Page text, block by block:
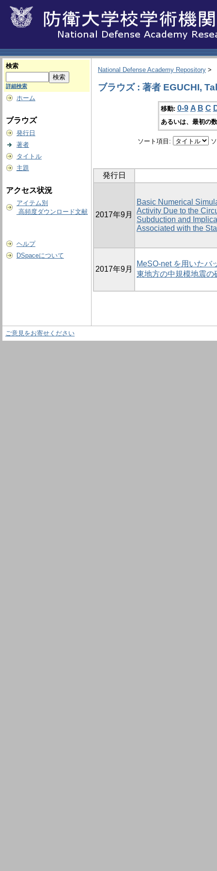
検索
詳細検索
ホーム
ブラウズ
発行日
著者
タイトル
主題
アクセス状況
アイテム別
高頻度ダウンロード文献
ヘルプ
DSpaceについて
National Defense Academy Repository >
ブラウズ : 著者 EGUCHI,
移動: 0-9 A B C
あるいは、最初の
ソート項目:
発行日
2017年9月
Basic Numerical
Activity Due to the
Subduction and
Associated with the
2017年9月
MeSO-net を用いたバ
東地方の中規模地震の
ご意見をお寄せください